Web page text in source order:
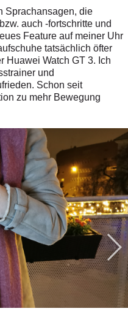
Sprachansagen, die
auch -fortschritte und
Feature auf meiner Uhr
tatsächlich öfter
Huawei Watch GT 3. Ich
und
Schon seit
zu mehr Bewegung